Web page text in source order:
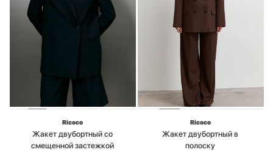
Ricoco
Жакет двубортный со
смещенной застежкой
Ricoco
Жакет двубортный в
полоску